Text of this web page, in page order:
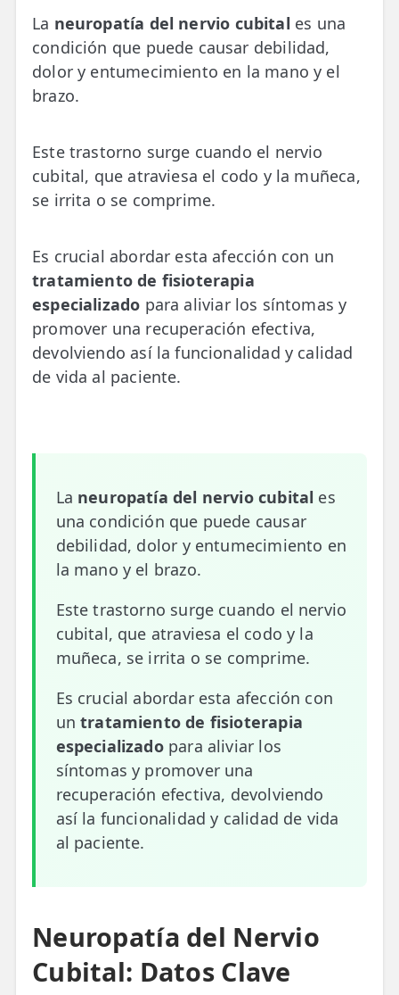
💆‍♀️ Tratamientos
😓 Síntomas
📅 Pedir Cita
🏢 Empresas
UBICACIONES
📍 Barrio del Pilar
📍 Chamberí - Centro
📍 Barrio Salamanca
📍 Carabanchel - Usera
📍 Getafe
TIENDA
🛍️ Tienda Bonos
🛍️ Tienda Productos Fisioterapia
🎁 Tarjetas Regalo
🛒 Carrito
CONTACTO
☎️ 91 005 23 63
📧 Contacta
ESPECIALIDADES
🩻 Fisioterapia Traumatológica
🦴 Osteopatía
🫶 Suelo Pélvico
La neuropatía del nervio cubital es una
condición que puede causar debilidad,
dolor y entumecimiento en la mano y el
brazo.
Este trastorno surge cuando el nervio
cubital, que atraviesa el codo y la muñeca,
se irrita o se comprime.
Es crucial abordar esta afección con un
tratamiento de fisioterapia
especializado para aliviar los síntomas y
promover una recuperación efectiva,
devolviendo así la funcionalidad y calidad
de vida al paciente.
La neuropatía del nervio cubital es
una condición que puede causar
debilidad, dolor y entumecimiento en
la mano y el brazo.
Este trastorno surge cuando el nervio
cubital, que atraviesa el codo y la
muñeca, se irrita o se comprime.
Es crucial abordar esta afección con
untratamiento de fisioterapia
especializadopara aliviar los
síntomas y promover una
recuperación efectiva, devolviendo
así la funcionalidad y calidad de vida
al paciente.
Neuropatía del Nervio
Cubital: Datos Clave